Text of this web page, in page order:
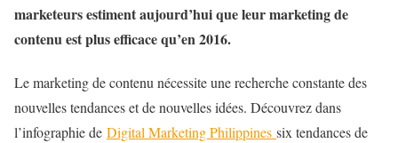
marketeurs estiment aujourd’hui que leur marketing de
contenu est plus efficace qu’en 2016.
Le marketing de contenu nécessite une recherche constante des
nouvelles tendances et de nouvelles idées. Découvrez dans
l’infographie de Digital Marketing Philippines six tendances de